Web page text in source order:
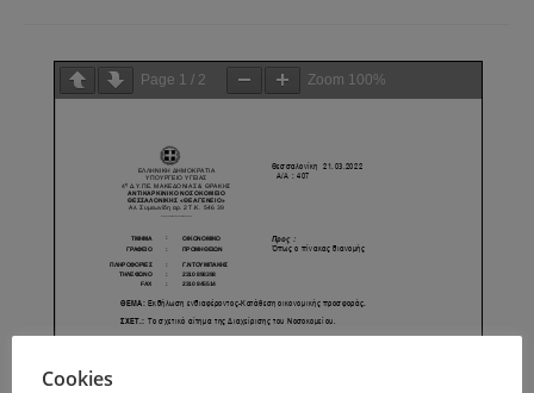
Page 1 / 2 Zoom 100%
Cookies